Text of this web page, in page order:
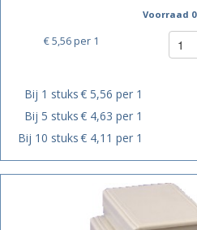
Voorraad 0
€ 5,56per 1
Bij 1 stuks€ 5,56 per 1
Bij 5 stuks€ 4,63 per 1
Bij 10 stuks€ 4,11 per 1